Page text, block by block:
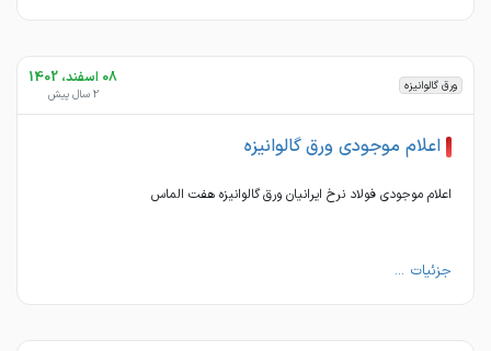
ورق گالوانیزه 08 اسفند، 1402
2 سال پیش
اعلام موجودی ورق گالوانیزه
اعلام موجودی فولاد نرخ ایرانیان ورق گالوانیزه هفت الماس
جزئیات ...